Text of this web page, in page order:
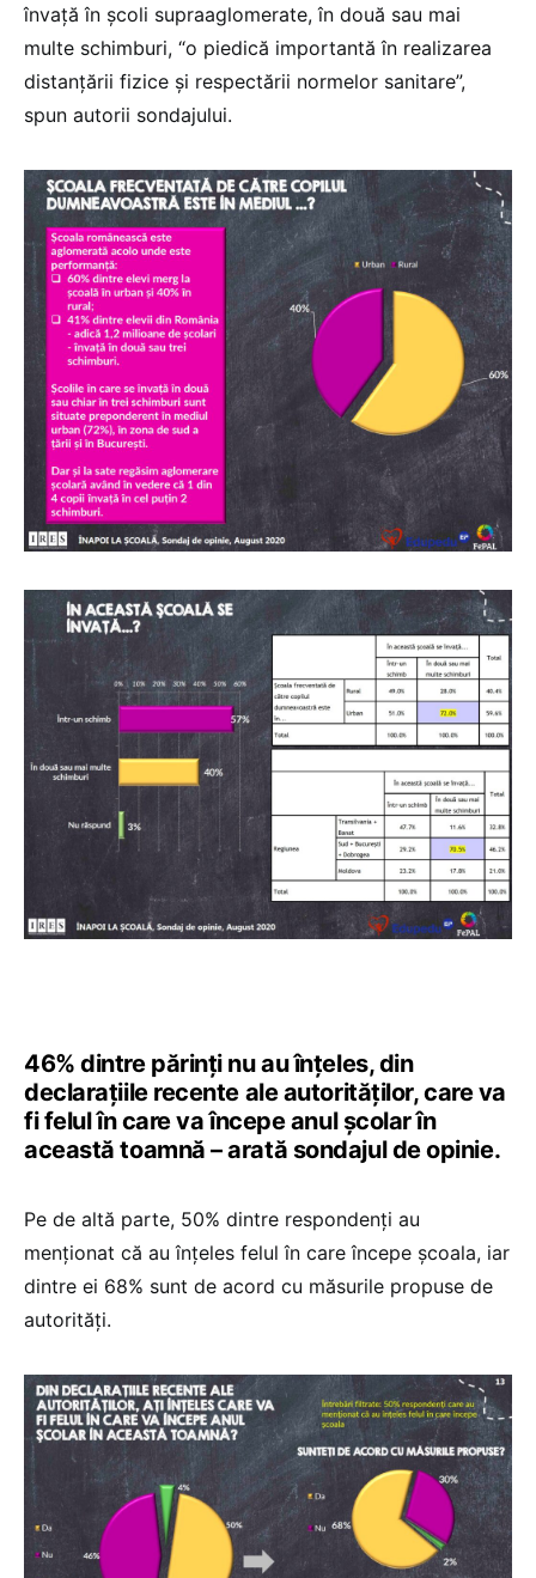
învață în școli supraaglomerate, în două sau mai
multe schimburi, “o piedică importantă în realizarea
distanțării fizice și respectării normelor sanitare”,
spun autorii sondajului.
46% dintre părinți nu au înțeles, din
declarațiile recente ale autorităților, care va
fi felul în care va începe anul școlar în
această toamnă – arată sondajul de opinie.
Pe de altă parte, 50% dintre respondenți au
menționat că au înțeles felul în care începe școala, iar
dintre ei 68% sunt de acord cu măsurile propuse de
autorități.